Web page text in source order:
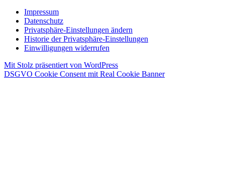
Impressum
Datenschutz
Privatsphäre-Einstellungen ändern
Historie der Privatsphäre-Einstellungen
Einwilligungen widerrufen
Mit Stolz präsentiert von WordPress
DSGVO Cookie Consent mit Real Cookie Banner